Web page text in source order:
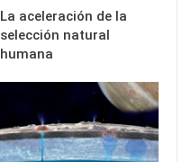
La aceleración de la
selección natural
humana